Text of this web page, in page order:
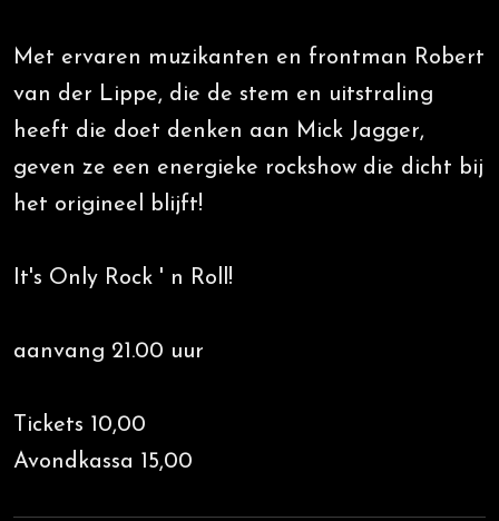
Met ervaren muzikanten en frontman Robert
van der Lippe, die de stem en uitstraling
heeft die doet denken aan Mick Jagger,
geven ze een energieke rockshow die dicht bij
het origineel blijft!
It's Only Rock ' n Roll!
aanvang 21.00 uur
Tickets 10,00
Avondkassa 15,00